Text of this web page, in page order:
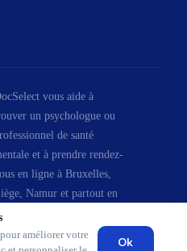
améliorer votre
Ok
vous aide à
un psychologue ou
de santé
et à prendre rendez-
en ligne à Bruxelles,
Namur et partout en